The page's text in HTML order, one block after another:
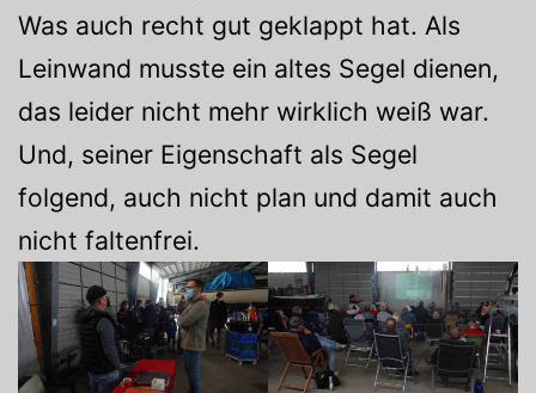
Was auch recht gut geklappt hat. Als
Leinwand musste ein altes Segel dienen,
das leider nicht mehr wirklich weiß war.
Und, seiner Eigenschaft als Segel
folgend, auch nicht plan und damit auch
nicht faltenfrei.